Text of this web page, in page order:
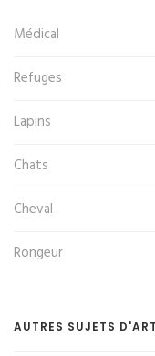
Médical
Refuges
Lapins
Chats
Cheval
Rongeur
AUTRES SUJETS